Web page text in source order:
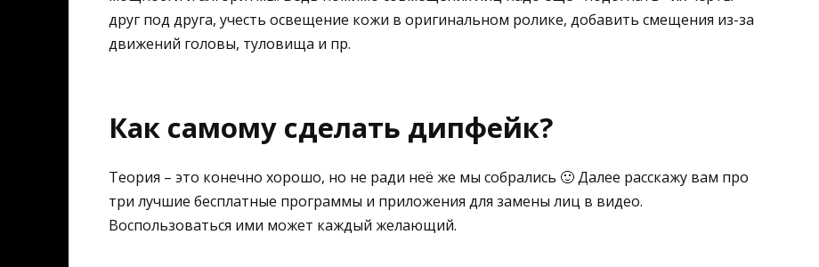
друг под друга, учесть освещение кожи в оригинальном ролике, добавить смещения из-за
движений головы, туловища и пр.
Как самому сделать дипфейк?
Теория – это конечно хорошо, но не ради неё же мы собрались 🙂 Далее расскажу вам про
три лучшие бесплатные программы и приложения для замены лиц в видео.
Воспользоваться ими может каждый желающий.